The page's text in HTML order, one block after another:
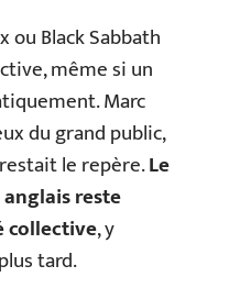
ou Black Sabbath
même si un
Marc
du grand public,
le repère.Le
reste
collective, y
tard.